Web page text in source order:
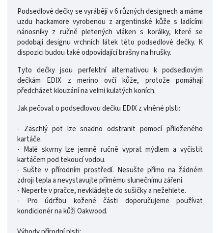
Podsedlové dečky se vyrábějí v 6 různých designech a máme
uzdu hackamore vyrobenou z argentinské kůže s ladícími
nánosníky z ručně pletených vláken s korálky, které se
podobají designu vrchních látek této podsedlové dečky. K
dispozici budou také odpovídající brašny na hrušky.
Tyto dečky jsou perfektní alternativou k podsedlovým
dečkám EDIX z merino ovčí kůže, protože pomáhají
předcházet klouzání na velmi kulatých koních.
Jak pečovat o podsedlovou dečku EDIX z vlněné plsti:
- Zaschlý pot lze snadno odstranit pomocí přiloženého
kartáče.
- Malé skvrny lze jemně ručně vyprat mýdlem a vyčistit
kartáčem pod tekoucí vodou.
- Sušte v přírodním prostředí. Nesušte přímo na žádném
zdroji tepla a nevystavujte přímému slunečnímu záření.
- Neperte v pračce, nevkládejte do sušičky a nežehlete.
- Pro údržbu kožené části doporučujeme používat
kondicionér na kůži Oakwood.